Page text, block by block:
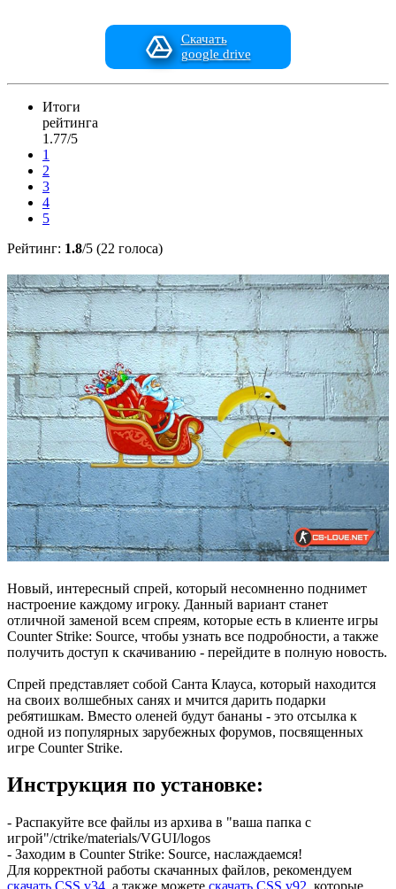
Скачать
google drive
Итоги
рейтинга
1.77/5
1
2
3
4
5
Рейтинг: 1.8/5 (22 голоса)
Новый, интересный спрей, который несомненно поднимет
настроение каждому игроку. Данный вариант станет
отличной заменой всем спреям, которые есть в клиенте игры
Counter Strike: Source, чтобы узнать все подробности, а также
получить доступ к скачиванию - перейдите в полную новость.
Спрей представляет собой Санта Клауса, который находится
на своих волшебных санях и мчится дарить подарки
ребятишкам. Вместо оленей будут бананы - это отсылка к
одной из популярных зарубежных форумов, посвященных
игре Counter Strike.
Инструкция по установке:
- Распакуйте все файлы из архива в "ваша папка с
игрой"/ctrike/materials/VGUI/logos
- Заходим в Counter Strike: Source, наслаждаемся!
Для корректной работы скачанных файлов, рекомендуем